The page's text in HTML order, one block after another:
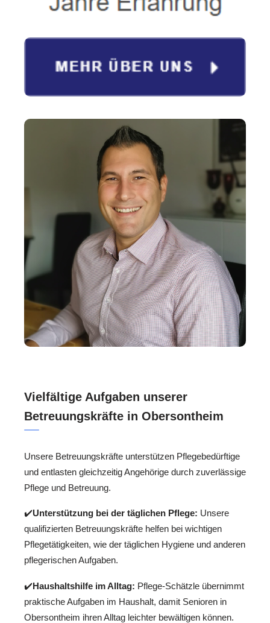
Vielfältige Aufgaben unserer
Betreuungskräfte in Obersontheim
Unsere Betreuungskräfte unterstützen Pflegebedürftige
und entlasten gleichzeitig Angehörige durch zuverlässige
Pflege und Betreuung.
✔️Unterstützung bei der täglichen Pflege: Unsere
qualifizierten Betreuungskräfte helfen bei wichtigen
Pflegetätigkeiten, wie der täglichen Hygiene und anderen
pflegerischen Aufgaben.
✔️Haushaltshilfe im Alltag: Pflege-Schätzle übernimmt
praktische Aufgaben im Haushalt, damit Senioren in
Obersontheim ihren Alltag leichter bewältigen können.